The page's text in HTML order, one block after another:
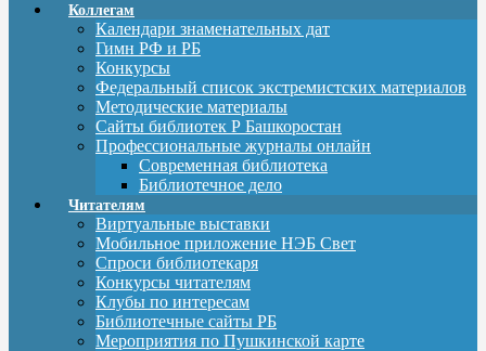
Коллегам
Календари знаменательных дат
Гимн РФ и РБ
Конкурсы
Федеральный список экстремистских материалов
Методические материалы
Сайты библиотек Р Башкоростан
Профессиональные журналы онлайн
Современная библиотека
Библиотечное дело
Читателям
Виртуальные выставки
Мобильное приложение НЭБ Свет
Спроси библиотекаря
Конкурсы читателям
Клубы по интересам
Библиотечные сайты РБ
Мероприятия по Пушкинской карте